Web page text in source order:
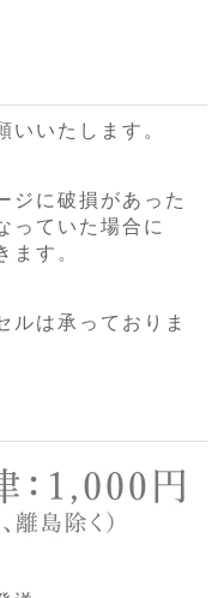
いいたします。
ジに破損があった
っていた場合に
ます。
ルは承っておりま